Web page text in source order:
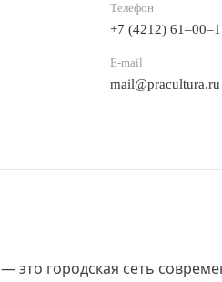
Телефон
+7 (4212)
E-mail
mail@pracultura.ru
— это городская сеть